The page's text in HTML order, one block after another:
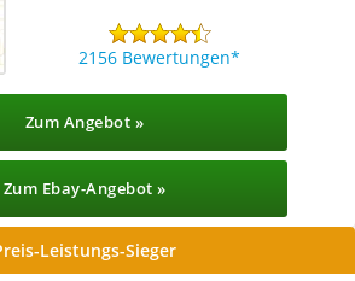
2156 Bewertungen
Zum Angebot »
Zum Ebay-Angebot »
Leistungs-Sieger